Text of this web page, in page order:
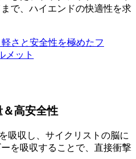
で、ハイエンドの快適性を求
高安全性
吸収し、サイクリストの脳に
を吸収することで、直接衝撃